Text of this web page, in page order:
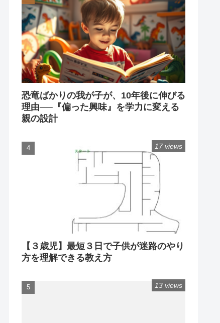
恐竜ばかりの我が子が、10年後に伸びる
理由──『偏った興味』を学力に変える
親の設計
【３歳児】最短３日で子供が迷路のやり
方を理解できる教え方
17 views
13 views